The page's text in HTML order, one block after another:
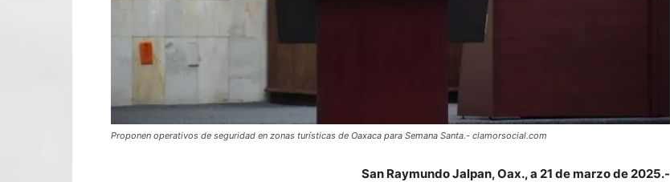
Proponen operativos de seguridad en zonas turísticas de Oaxaca para Semana Santa.- clamorsocial.com
San Raymundo Jalpan, Oax., a 21 de marzo de 2025.-